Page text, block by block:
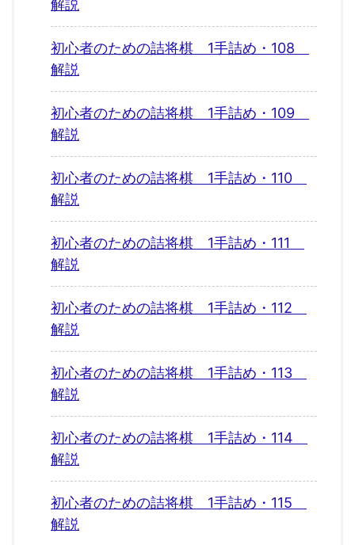
解説
初心者のための詰将棋 1手詰め・108
解説
初心者のための詰将棋 1手詰め・109
解説
初心者のための詰将棋 1手詰め・110
解説
初心者のための詰将棋 1手詰め・111
解説
初心者のための詰将棋 1手詰め・112
解説
初心者のための詰将棋 1手詰め・113
解説
初心者のための詰将棋 1手詰め・114
解説
初心者のための詰将棋 1手詰め・115
解説